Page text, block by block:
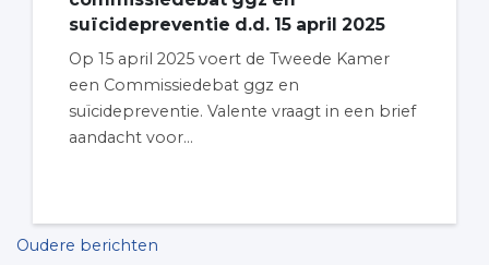
suïcidepreventie d.d. 15 april 2025
Op 15 april 2025 voert de Tweede Kamer
een Commissiedebat ggz en
suïcidepreventie. Valente vraagt in een brief
aandacht voor...
Berichten
Oudere berichten